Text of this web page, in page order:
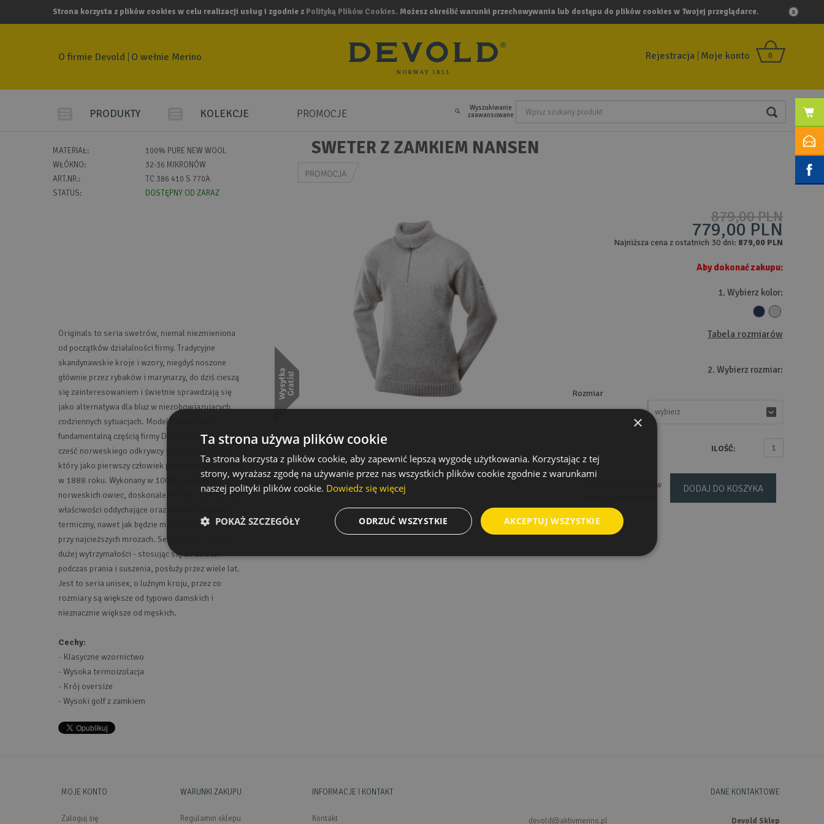
Strona korzysta z plików cookies w celu realizacji usług i zgodnie z Polityką Plików Cookies. Możesz określić warunki przechowywania lub dostępu do plików cookies w Twojej przeglądarce.
0
Rejestracja Moje konto
O firmie Devold O wełnie Merino
PRODUKTY KOLEKCJE PROMOCJE
Wyszukiwanie
zaawansowane
SWETER Z ZAMKIEM NANSEN
879,00 PLN
779,00 PLN
Najniższa cena z ostatnich 30 dni: 879,00 PLN
Aby dokonać zakupu:
1. Wybierz kolor:
Tabela rozmiarów
2. Wybierz rozmiar:
Rozmiar
wybierz
wybierz
ILOŚĆ:
dodaj do listy zakupów
DODAJ DO KOSZYKA
MATERIAŁ:
100% PURE NEW WOOL
WŁÓKNO:
32-36 MIKRONÓW
ART.NR.:
TC 386 410 S 770A
STATUS:
DOSTĘPNY OD ZARAZ
Originals to seria swetrów, niemal niezmieniona
od początków działalności firmy. Tradycyjne
skandynawskie kroje i wzory, niegdyś noszone
głównie przez rybaków i marynarzy, do dziś cieszą
się zainteresowaniem i świetnie sprawdzają się
jako alternatywa dla bluz w niezobowiązujących
codziennych sytuacjach. Model Nansen jest
fundamentalną częścią firmy Devold, nazwany na
cześć norweskiego odkrywcy Fridtjofa Nansena,
który jako pierwszy człowiek przeszedł Grenlandię
w 1888 roku. Wykonany w 100% z wełny
norweskich owiec, doskonale izoluje, ma naturalne
właściwości oddychające oraz zapewnia komfort
termiczny, nawet jak będzie mokry. Sprawdzi się
przy najcieższych mrozach. Seria słynie z bardzo
dużej wytrzymałości - stosując się do zaleceń
podczas prania i suszenia, posłuży przez wiele lat.
Jest to seria unisex, o luźnym kroju, przez co
rozmiary są większe od typowo damskich i
nieznacznie większe od męskich.
Cechy:
- Klasyczne wzornictwo
- Wysoka termoizolacja
- Krój oversize
- Wysoki golf z zamkiem
MOJE KONTO
Zaloguj się
WARUNKI ZAKUPU
Regulamin sklepu
INFORMACJE I KONTAKT
Kontakt
DANE KONTAKTOWE
Devold Sklep
devold@aktivmerino.pl
×
Ta strona używa plików cookie
Ta strona korzysta z plików cookie, aby zapewnić lepszą wygodę użytkowania. Korzystając z tej
strony, wyrażasz zgodę na używanie przez nas wszystkich plików cookie zgodnie z warunkami
naszej polityki plików cookie. Dowiedz się więcej
AKCEPTUJ WSZYSTKIE
ODRZUĆ WSZYSTKIE
POKAŻ SZCZEGÓŁY